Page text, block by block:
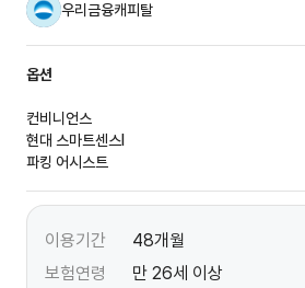
우리금융캐피탈
옵션
컨비니언스
현대 스마트센스Ⅰ
파킹 어시스트
이용기간
48개월
보험연령
만 26세 이상